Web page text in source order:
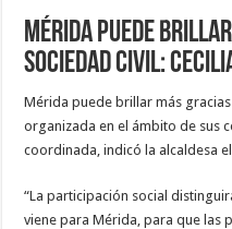
Mérida puede
sociedad civil:
Mérida puede brillar más
organizada en el ámbito de sus
coordinada, indicó la alcaldesa
“La participación social
viene para Mérida, para que las